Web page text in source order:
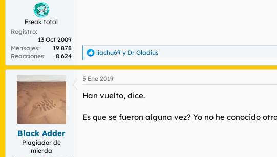
Freak total
Registro
13 Oct 2009
Mensajes
19.878
Reacciones
8.624
R
e
a
c
i
n
e
liachu69 y Dr Gladius
Black Adder
Plagiador de
mierda
5 Ene 2019
Han vuelto, dice.
Es que se fueron alguna vez? Yo no he conocido